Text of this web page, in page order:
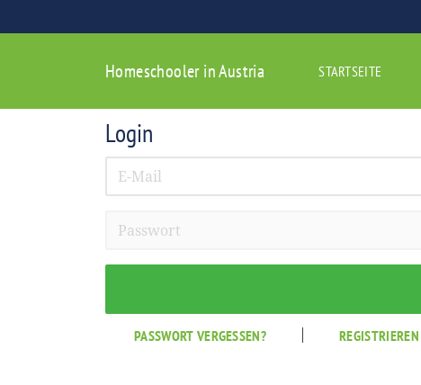
Homeschooler in Austria STARTSEITE
Login
PASSWORT VERGESSEN? | REGISTRIEREN